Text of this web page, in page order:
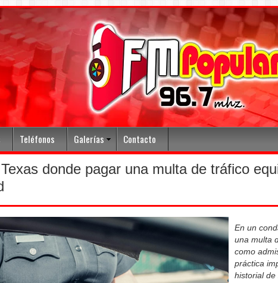
Teléfonos Galerías Contacto
donde pagar una multa de tráfico
En un
una multa
como
práctica
historial de